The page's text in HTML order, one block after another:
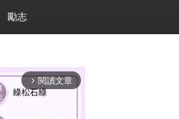
勵志
arrow_forward_ios 閱讀文章